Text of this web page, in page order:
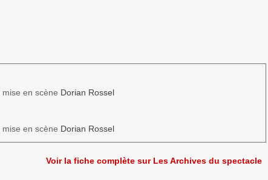
mise en scène Dorian Rossel
mise en scène Dorian Rossel
Voir la fiche complète sur Les Archives du spectacle